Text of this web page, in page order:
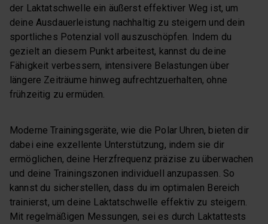
der Laktatschwelle ein äußerst effektiver Weg ist, um
deine Ausdauerleistung nachhaltig zu steigern und dein
sportliches Potenzial voll auszuschöpfen. Indem du
gezielt an diesem Punkt arbeitest, kannst du deine
Fähigkeit verbessern, intensivere Belastungen über
längere Zeiträume hinweg aufrechtzuerhalten, ohne
frühzeitig zu ermüden.
Moderne Trainingsgeräte, wie die Polar Uhren, bieten dir
dabei eine exzellente Unterstützung, indem sie dir
ermöglichen, deine Herzfrequenz präzise zu überwachen
und deine Trainingszonen individuell anzupassen. So
kannst du sicherstellen, dass du im optimalen Bereich
trainierst, um deine Laktatschwelle effektiv zu steigern.
Mit regelmäßigen Messungen, sei es durch Laktattests